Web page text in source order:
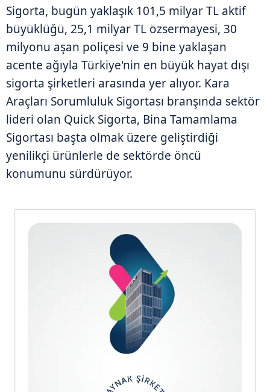
Sigorta, bugün yaklaşık 101,5 milyar TL aktif
büyüklüğü, 25,1 milyar TL özsermayesi, 30
milyonu aşan poliçesi ve 9 bine yaklaşan
acente ağıyla Türkiye'nin en büyük hayat dışı
sigorta şirketleri arasında yer alıyor. Kara
Araçları Sorumluluk Sigortası branşında sektör
lideri olan Quick Sigorta, Bina Tamamlama
Sigortası başta olmak üzere geliştirdiği
yenilikçi ürünlerle de sektörde öncü
konumunu sürdürüyor.